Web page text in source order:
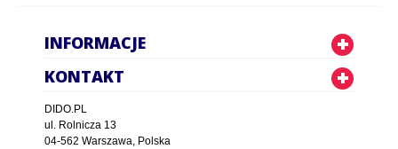
INFORMACJE
KONTAKT
DIDO.PL
ul. Rolnicza 13
04-562 Warszawa, Polska